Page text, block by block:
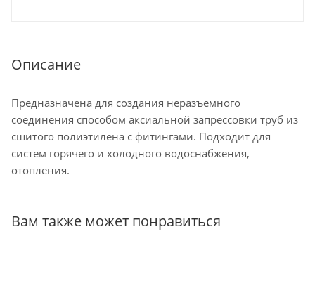
Описание
Предназначена для создания неразъемного
соединения способом аксиальной запрессовки труб из
сшитого полиэтилена с фитингами. Подходит для
систем горячего и холодного водоснабжения,
отопления.
Вам также может понравиться